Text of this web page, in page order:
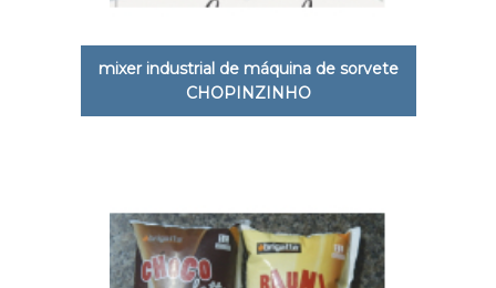
mixer industrial de máquina de sorvete
CHOPINZINHO